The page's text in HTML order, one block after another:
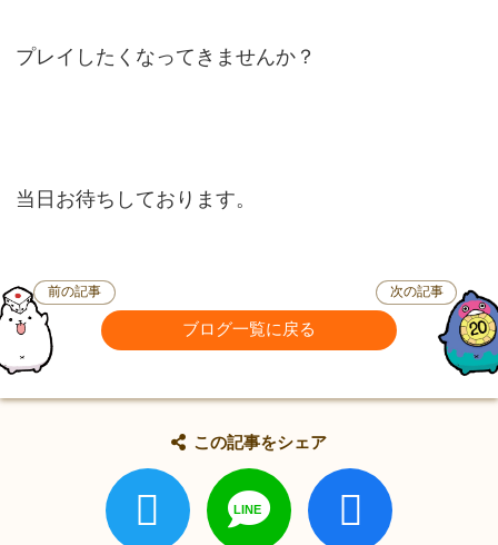
プレイしたくなってきませんか？
当日お待ちしております。
前の記事
ブログ一覧に戻る
次の記事
この記事をシェア